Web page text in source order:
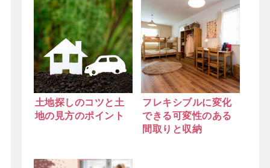
土地探しのコツと土
地の見方のポイント
フレキシブルに変化
できる可変性のある
間取りと収納